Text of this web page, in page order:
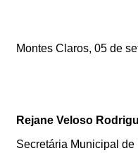
Montes Claros, 05 de
Rejane Veloso
Secretária Municipal de